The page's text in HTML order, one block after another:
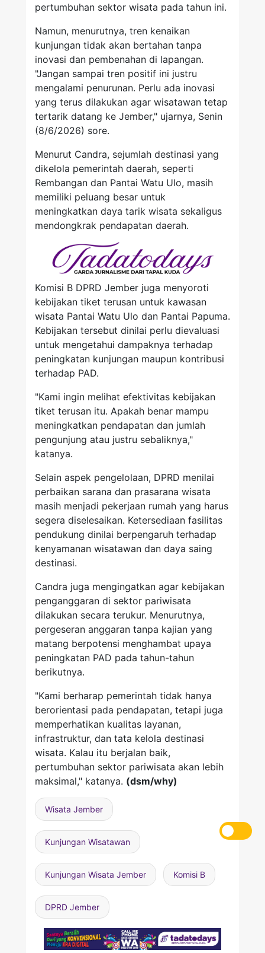
pertumbuhan sektor wisata pada tahun ini.
Namun, menurutnya, tren kenaikan
kunjungan tidak akan bertahan tanpa
inovasi dan pembenahan di lapangan.
"Jangan sampai tren positif ini justru
mengalami penurunan. Perlu ada inovasi
yang terus dilakukan agar wisatawan tetap
tertarik datang ke Jember," ujarnya, Senin
(8/6/2026) sore.
Menurut Candra, sejumlah destinasi yang
dikelola pemerintah daerah, seperti
Rembangan dan Pantai Watu Ulo, masih
memiliki peluang besar untuk
meningkatkan daya tarik wisata sekaligus
mendongkrak pendapatan daerah.
Komisi B DPRD Jember juga menyoroti
kebijakan tiket terusan untuk kawasan
wisata Pantai Watu Ulo dan Pantai Papuma.
Kebijakan tersebut dinilai perlu dievaluasi
untuk mengetahui dampaknya terhadap
peningkatan kunjungan maupun kontribusi
terhadap PAD.
"Kami ingin melihat efektivitas kebijakan
tiket terusan itu. Apakah benar mampu
meningkatkan pendapatan dan jumlah
pengunjung atau justru sebaliknya,"
katanya.
Selain aspek pengelolaan, DPRD menilai
perbaikan sarana dan prasarana wisata
masih menjadi pekerjaan rumah yang harus
segera diselesaikan. Ketersediaan fasilitas
pendukung dinilai berpengaruh terhadap
kenyamanan wisatawan dan daya saing
destinasi.
Candra juga mengingatkan agar kebijakan
penganggaran di sektor pariwisata
dilakukan secara terukur. Menurutnya,
pergeseran anggaran tanpa kajian yang
matang berpotensi menghambat upaya
peningkatan PAD pada tahun-tahun
berikutnya.
"Kami berharap pemerintah tidak hanya
berorientasi pada pendapatan, tetapi juga
memperhatikan kualitas layanan,
infrastruktur, dan tata kelola destinasi
wisata. Kalau itu berjalan baik,
pertumbuhan sektor pariwisata akan lebih
maksimal," katanya. (dsm/why)
Wisata Jember
Kunjungan Wisatawan
Kunjungan Wisata Jember Komisi B
DPRD Jember